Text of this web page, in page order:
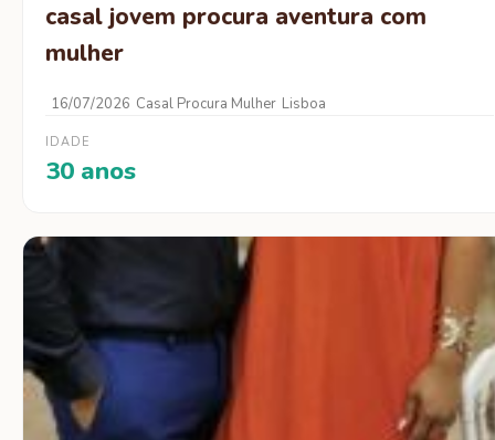
casal jovem procura aventura com
mulher
16/07/2026 Casal Procura Mulher Lisboa
IDADE
30 anos